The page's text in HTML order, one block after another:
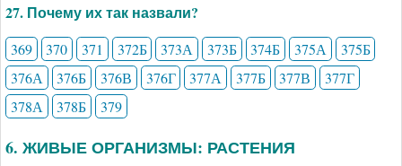
27. Почему их так назвали?
369 370 371 372Б 373А 373Б 374Б 375А
375Б
376А
376Б 376В 376Г 377А 377Б 377В
377Г
378А
378Б 379
6. ЖИВЫЕ ОРГАНИЗМЫ: РАСТЕНИЯ